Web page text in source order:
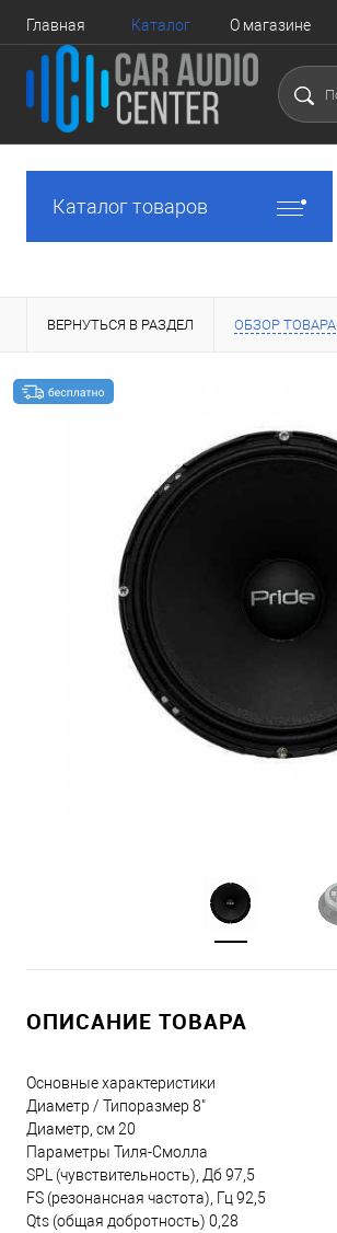
Главная Каталог О магазине
Каталог товаров
ВЕРНУТЬСЯ В РАЗДЕЛ ОБЗОР ТОВАРА
ОПИСАНИЕ ТОВАРА
Основные характеристики
Диаметр / Типоразмер 8"
Диаметр, см 20
Параметры Тиля-Смолла
SPL (чувствительность), Дб 97,5
FS (резонансная частота), Гц 92,5
Qts (общая добротность) 0,28